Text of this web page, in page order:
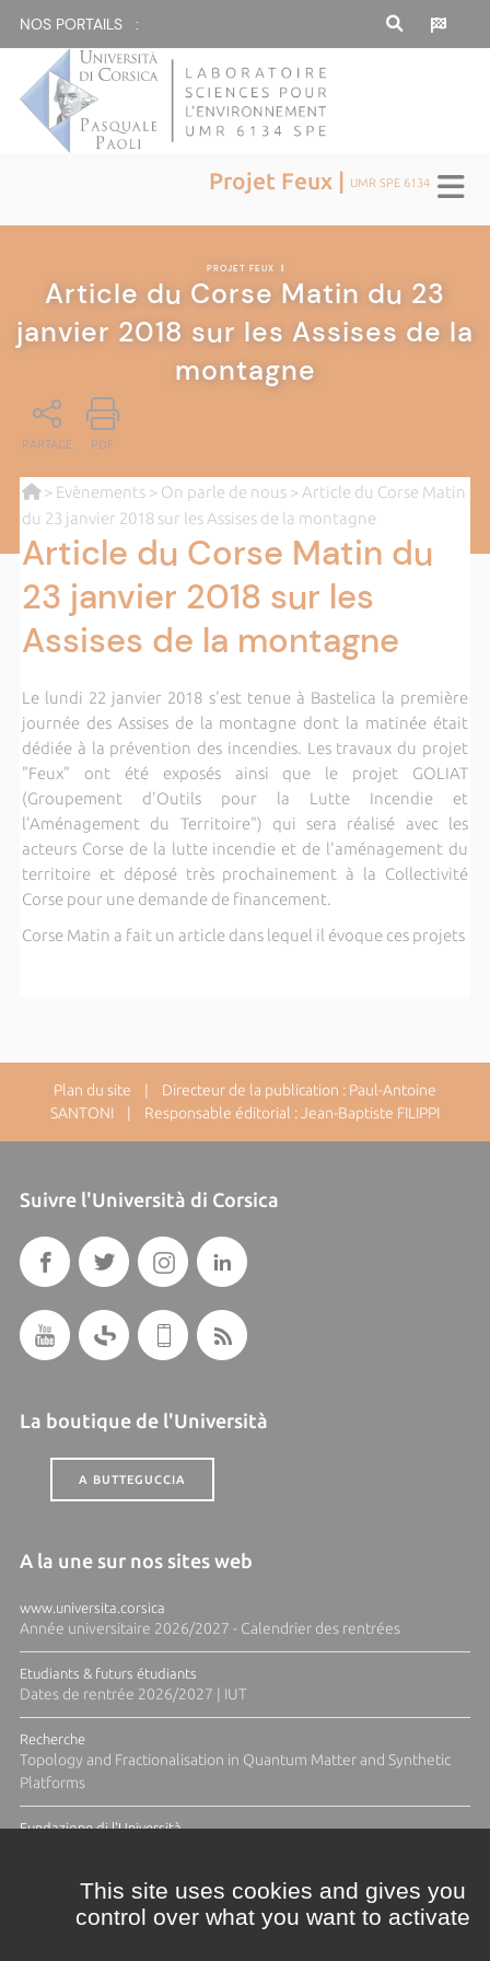
NOS PORTAILS :
Projet Feux | UMR SPE 6134
PROJET FEUX |
Article du Corse Matin du 23
janvier 2018 sur les Assises de la
montagne
PARTAGE PDF
> Evènements> On parle de nous> Article du Corse Matin
du 23 janvier 2018 sur les Assises de la montagne
Article du Corse Matin du
23 janvier 2018 sur les
Assises de la montagne
Le lundi 22 janvier 2018 s'est tenue à Bastelica la première
journée des Assises de la montagne dont la matinée était
dédiée à la prévention des incendies. Les travaux du projet
"Feux" ont été exposés ainsi que le projet GOLIAT
(Groupement d'Outils pour la Lutte Incendie et
l'Aménagement du Territoire") qui sera réalisé avec les
acteurs Corse de la lutte incendie et de l'aménagement du
territoire et déposé très prochainement à la Collectivité
Corse pour une demande de financement.
Corse Matin a fait un article dans lequel il évoque ces projets
Plan du site | Directeur de la publication : Paul-Antoine
SANTONI | Responsable éditorial : Jean-Baptiste FILIPPI
Suivre l'Università di Corsica
La boutique de l'Università
A BUTTEGUCCIA
A la une sur nos sites web
www.universita.corsica
Année universitaire 2026/2027 - Calendrier des rentrées
Etudiants & futurs étudiants
Dates de rentrée 2026/2027 | IUT
Recherche
Topology and Fractionalisation in Quantum Matter and Synthetic
Platforms
Fundazione di l'Università
This site uses cookies and gives you
control over what you want to activate